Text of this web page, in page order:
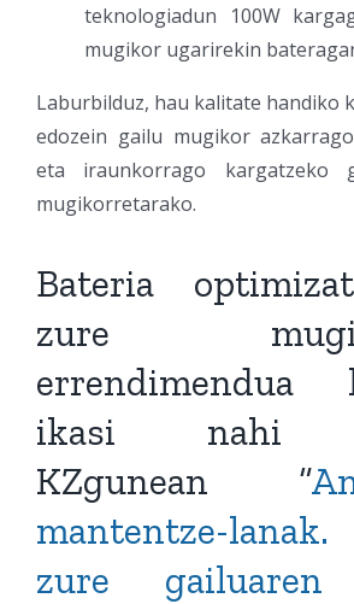
teknologiadun 100W
mugikor ugarirekin
Laburbilduz, hau kalitate handiko
edozein gailu mugikor
eta iraunkorrago kargatzeko
mugikorretarako.
Bateria
zure
errendimendua
ikasi nahi
KZgunean “
mantentze-
zure gailuaren